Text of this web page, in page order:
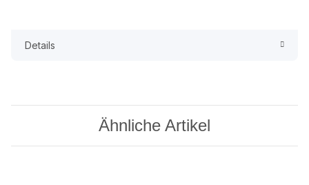
Details
Ähnliche Artikel